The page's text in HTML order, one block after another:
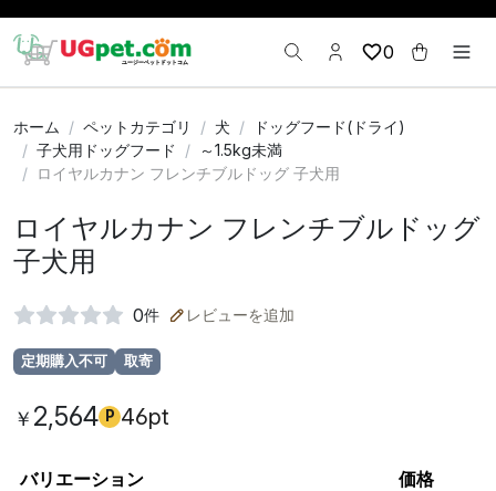
0
ホーム ペットカテゴリ 犬
ドッグフード(ドライ)
子犬用ドッグフード
～1.5kg未満
ロイヤルカナン フレンチブルドッグ 子犬用
ロイヤルカナン フレンチブルドッグ
子犬用
0件 レビューを追加
定期購入不可 取寄
￥ 2,564 P 46pt
バリエーション 価格